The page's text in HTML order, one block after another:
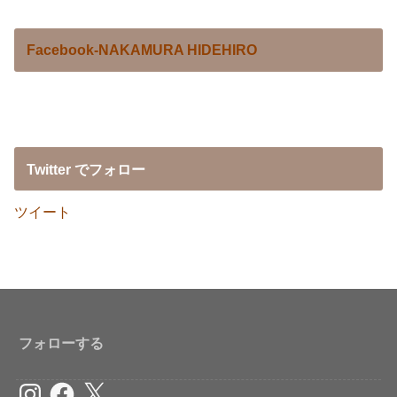
Facebook-NAKAMURA HIDEHIRO
Twitter でフォロー
ツイート
フォローする
InstagramFacebook
X